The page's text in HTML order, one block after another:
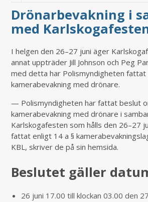
Drönarbevakning i
med
I helgen den 26–27 juni äger
annat uppträder Jill Johnson och Peg
med detta har Polismyndigheten fattat
kamerabevakning med drönare.
— Polismyndigheten har fattat beslut
kamerabevakning med drönare i
Karlskogafesten som hålls den 26–27
fattat enligt 14 a §
KBL, skriver de på sin hemsida.
Beslutet gäller
26 juni 17.00 till klockan 03.00 den